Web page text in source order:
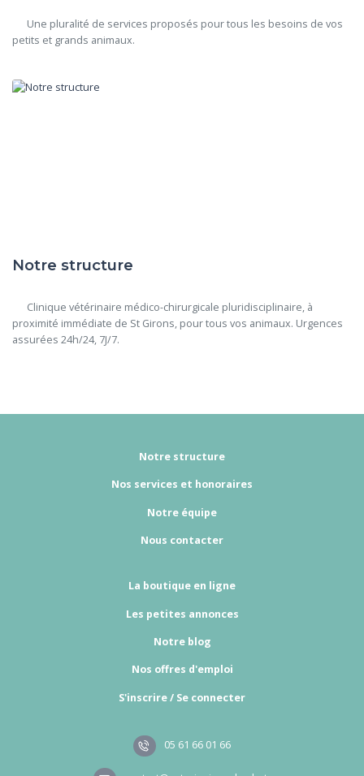
petits et grands animaux.
Notre structure
proximité immédiate de St Girons, pour tous vos animaux. Urgences
assurées 24h/24, 7J/7.
Notre structure
Nos services et honoraires
Notre équipe
Nous contacter
La boutique en ligne
Les petites annonces
Notre blog
Nos offres d'emploi
S'inscrire / Se connecter
05 61 66 01 66